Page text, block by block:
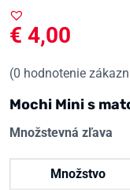
€ 4,00
(0 hodnotenie
Mochi Mini s
Množstevná zľava
Množstvo